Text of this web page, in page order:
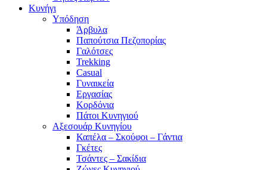
Κυνήγι
Υπόδηση
Άρβυλα
Παπούτσια Πεζοπορίας
Γαλότσες
Trekking
Casual
Γυναικεία
Εργασίας
Κορδόνια
Πάτοι Κυνηγιού
Αξεσουάρ Κυνηγίου
Καπέλα – Σκούφοι – Γάντια
Γκέτες
Τσάντες – Σακίδια